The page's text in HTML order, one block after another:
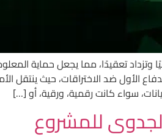
للمشروع